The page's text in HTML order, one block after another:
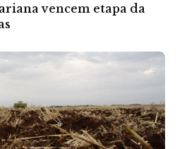
vencem etapa da